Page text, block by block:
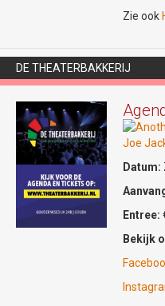
live
het
stelten
De
in
Minne'
avond
Gouda
Zie ook
DE THEATERBAKKERIJ
Datum:
Entree:
Bekijk